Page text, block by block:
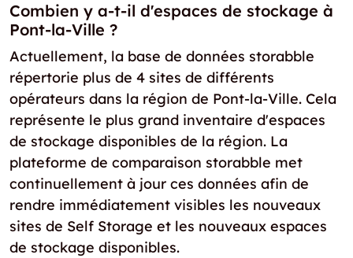
Combien y a-t-il d'espaces de stockage à
Pont-la-Ville ?
Actuellement, la base de données storabble
répertorie plus de 4 sites de différents
opérateurs dans la région de Pont-la-Ville. Cela
représente le plus grand inventaire d'espaces
de stockage disponibles de la région. La
plateforme de comparaison storabble met
continuellement à jour ces données afin de
rendre immédiatement visibles les nouveaux
sites de Self Storage et les nouveaux espaces
de stockage disponibles.